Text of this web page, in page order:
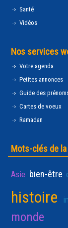
Santé
Vidéos
Nos services
Votre agenda
Petites annonces
Guide des
Cartes de voeux
Ramadan
Mots-clés de
Asie bien-être
histoire
monde